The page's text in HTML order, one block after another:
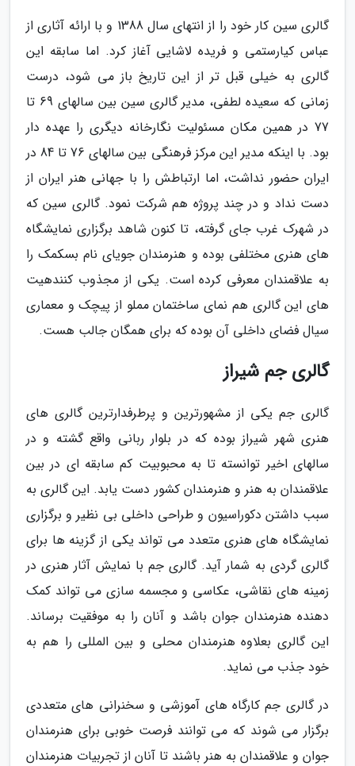
گالری سین کار خود را از انتهای سال 1388 و با ارائه آثاری از
عباس کیارستمی و فریده لاشایی آغاز کرد. اما سابقه این
گالری به خیلی قبل تر از این تاریخ باز می شود، درست
زمانی که سعیده لطفی، مدیر گالری سین بین سالهای 69 تا
77 در همین مکان مسئولیت نگارخانه دیگری را عهده دار
بود. با اینکه مدیر این مرکز فرهنگی بین سالهای 76 تا 84 در
ایران حضور نداشت، اما ارتباطش را با جهانی هنر ایران از
دست نداد و در چند پروژه هم شرکت نمود. گالری سین که
در شهرک غرب جای گرفته، تا کنون شاهد برگزاری نمایشگاه
های هنری مختلفی بوده و هنرمندان جویای نام بسکمک را
به علاقمندان معرفی کرده است. یکی از مجذوب کنندهیت
های این گالری هم نمای ساختمان مملو از پیچک و معماری
سیال فضای داخلی آن بوده که برای همگان جالب هست.
گالری جم شیراز
گالری جم یکی از مشهورترین و پرطرفدارترین گالری های
هنری شهر شیراز بوده که در بلوار ربانی واقع گشته و در
سالهای اخیر توانسته تا به محبوبیت کم سابقه ای در بین
علاقمندان به هنر و هنرمندان کشور دست یابد. این گالری به
سبب داشتن دکوراسیون و طراحی داخلی بی نظیر و برگزاری
نمایشگاه های هنری متعدد می تواند یکی از گزینه ها برای
گالری گردی به شمار آید. گالری جم با نمایش آثار هنری در
زمینه های نقاشی، عکاسی و مجسمه سازی می تواند کمک
دهنده هنرمندان جوان باشد و آنان را به موفقیت برساند.
این گالری بعلاوه هنرمندان محلی و بین المللی را هم به
خود جذب می نماید.
در گالری جم کارگاه های آموزشی و سخنرانی های متعددی
برگزار می شوند که می توانند فرصت خوبی برای هنرمندان
جوان و علاقمندان به هنر باشند تا آنان از تجربیات هنرمندان